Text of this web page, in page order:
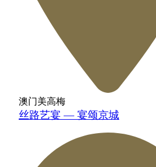
澳门美高梅
丝路艺宴 — 宴颂京城